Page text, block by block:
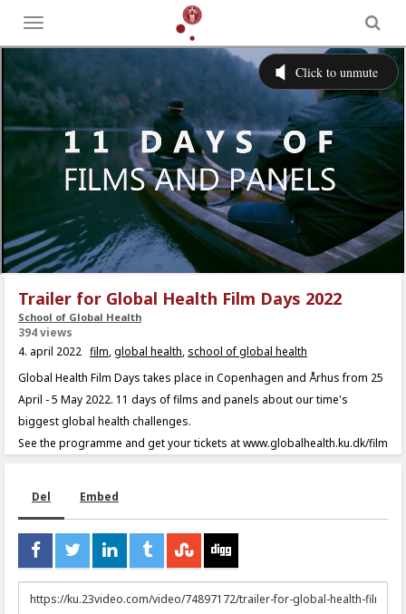
Toggle
menu
Trailer for Global Health Film Days 2022
School of Global Health
394 views
4. april 2022 film,global health, school of global health
Global Health Film Days takes place in Copenhagen and Århus from 25
April - 5 May 2022. 11 days of films and panels about our time's
biggest global health challenges.
See the programme and get your tickets at www.globalhealth.ku.dk/film
Del Embed
URL